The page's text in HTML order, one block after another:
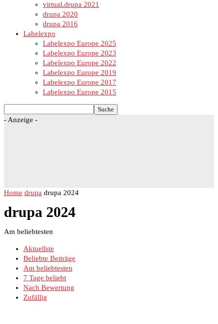
virtual.drupa 2021
drupa 2020
drupa 2016
Labelexpo
Labelexpo Europe 2025
Labelexpo Europe 2023
Labelexpo Europe 2022
Labelexpo Europe 2019
Labelexpo Europe 2017
Labelexpo Europe 2015
- Anzeige -
Home drupa drupa 2024
drupa 2024
Am beliebtesten
Aktuellste
Beliebte Beiträge
Am beliebtesten
7 Tage beliebt
Nach Bewertung
Zufällig